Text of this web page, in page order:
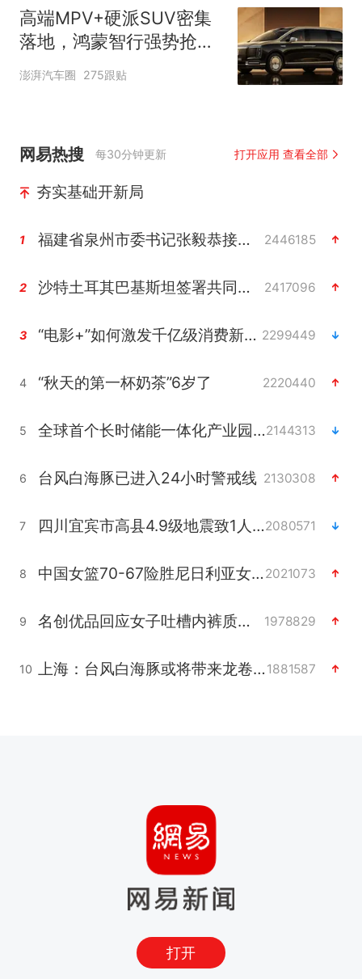
高端MPV+硬派SUV密集
落地，鸿蒙智行强势抢占
自主高端市场制高点
澎湃汽车圈 275跟贴
网易热搜 每30分钟更新 打开应用 查看全部
夯实基础开新局
1 福建省泉州市委书记张毅恭接受纪律审查和监察调查 2446185
2 沙特土耳其巴基斯坦签署共同防务协议 2417096
3 “电影+”如何激发千亿级消费新活力？ 2299449
4 “秋天的第一杯奶茶”6岁了 2220440
5 全球首个长时储能一体化产业园量产2144313
6 台风白海豚已进入24小时警戒线 2130308
7 四川宜宾市高县4.9级地震致1人死亡2080571
8 中国女篮70-67险胜尼日利亚女篮2021073
9 名创优品回应女子吐槽内裤质量差 1978829
10 上海：台风白海豚或将带来龙卷风1881587
打开